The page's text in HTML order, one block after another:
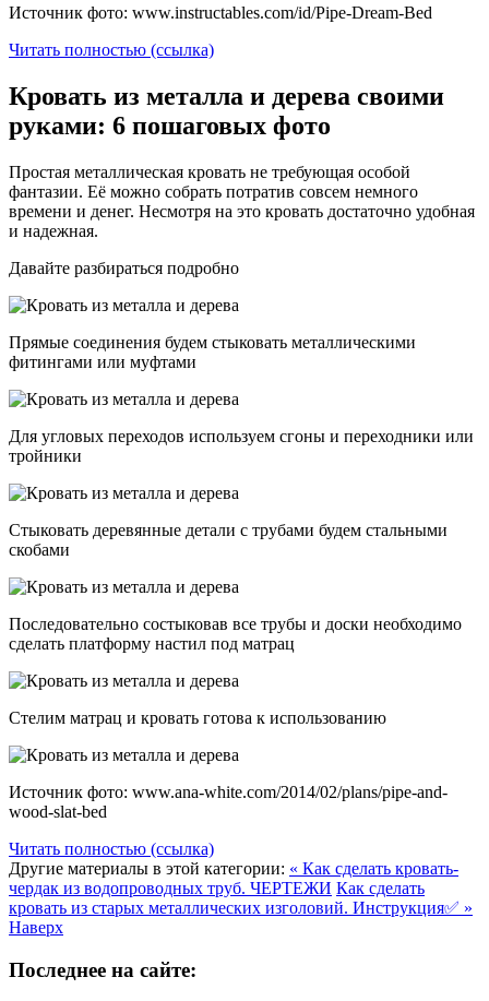
Источник фото: www.instructables.com/id/Pipe-Dream-Bed
Читать полностью (ссылка)
Кровать из металла и дерева своими
руками: 6 пошаговых фото
Простая металлическая кровать не требующая особой
фантазии. Её можно собрать потратив совсем немного
времени и денег. Несмотря на это кровать достаточно удобная
и надежная.
Давайте разбираться подробно
Прямые соединения будем стыковать металлическими
фитингами или муфтами
Для угловых переходов используем сгоны и переходники или
тройники
Стыковать деревянные детали с трубами будем стальными
скобами
Последовательно состыковав все трубы и доски необходимо
сделать платформу настил под матрац
Стелим матрац и кровать готова к использованию
Источник фото: www.ana-white.com/2014/02/plans/pipe-and-
wood-slat-bed
Читать полностью (ссылка)
Другие материалы в этой категории: « Как сделать кровать-
чердак из водопроводных труб. ЧЕРТЕЖИ Как сделать
кровать из старых металлических изголовий. Инструкция✅ »
Наверх
Последнее на сайте: